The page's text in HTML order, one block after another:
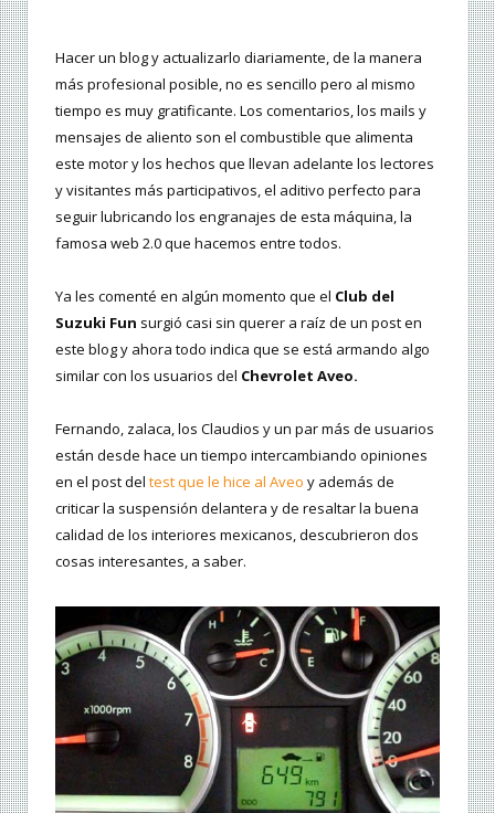
Hacer un blog y actualizarlo diariamente, de la manera
más profesional posible, no es sencillo pero al mismo
tiempo es muy gratificante. Los comentarios, los mails y
mensajes de aliento son el combustible que alimenta
este motor y los hechos que llevan adelante los lectores
y visitantes más participativos, el aditivo perfecto para
seguir lubricando los engranajes de esta máquina, la
famosa web 2.0 que hacemos entre todos.
Ya les comenté en algún momento que el Club del
Suzuki Fun surgió casi sin querer a raíz de un post en
este blog y ahora todo indica que se está armando algo
similar con los usuarios del Chevrolet Aveo.
Fernando, zalaca, los Claudios y un par más de usuarios
están desde hace un tiempo intercambiando opiniones
en el post del test que le hice al Aveo y además de
criticar la suspensión delantera y de resaltar la buena
calidad de los interiores mexicanos, descubrieron dos
cosas interesantes, a saber.